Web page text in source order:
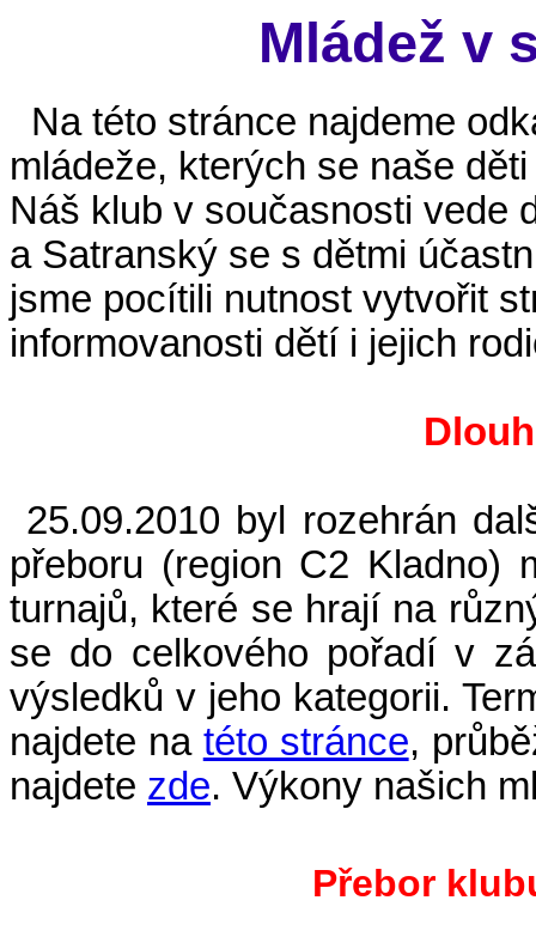
Mládež v
Na této stránce najdeme
mládeže, kterých se naše
Náš klub v současnosti vede
a Satranský se s dětmi
jsme pocítili nutnost vytvořit
informovanosti dětí i jejich
25.09.2010 byl rozehrán
přeboru (region C2 Kladno)
turnajů, které se hrají na
se do celkového pořadí v
výsledků v jeho kategorii.
najdete na této stránce,
najdete zde. Výkony našich
Přebor